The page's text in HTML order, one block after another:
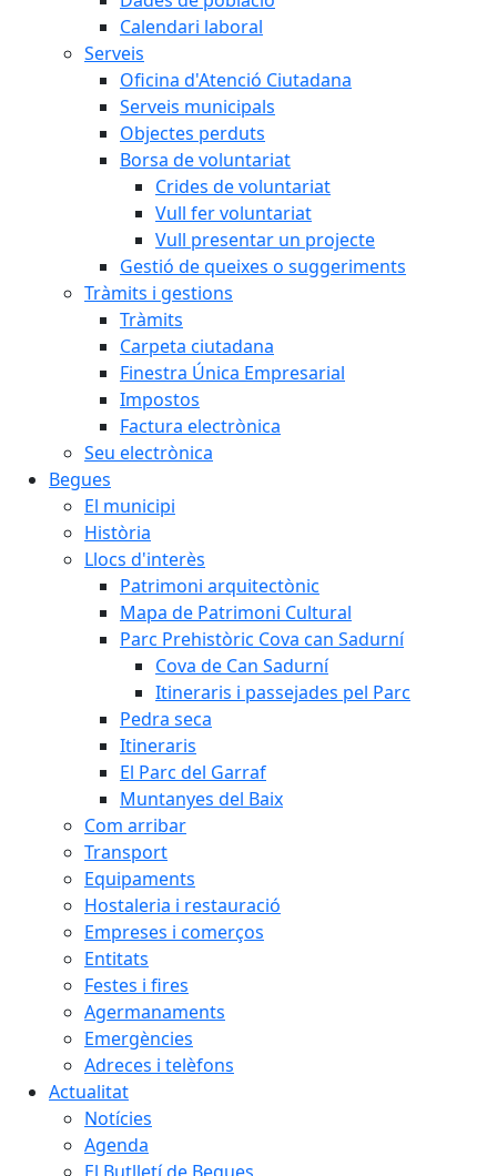
Calendari laboral
Serveis
Oficina d'Atenció Ciutadana
Serveis municipals
Objectes perduts
Borsa de voluntariat
Crides de voluntariat
Vull fer voluntariat
Vull presentar un projecte
Gestió de queixes o suggeriments
Tràmits i gestions
Tràmits
Carpeta ciutadana
Finestra Única Empresarial
Impostos
Factura electrònica
Seu electrònica
Begues
El municipi
Història
Llocs d'interès
Patrimoni arquitectònic
Mapa de Patrimoni Cultural
Parc Prehistòric Cova can Sadurní
Cova de Can Sadurní
Itineraris i passejades pel Parc
Pedra seca
Itineraris
El Parc del Garraf
Muntanyes del Baix
Com arribar
Transport
Equipaments
Hostaleria i restauració
Empreses i comerços
Entitats
Festes i fires
Agermanaments
Emergències
Adreces i telèfons
Actualitat
Notícies
Agenda